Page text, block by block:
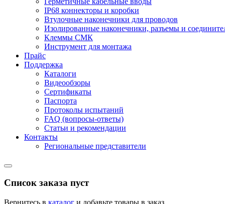
IP68 коннекторы и коробки
Втулочные наконечники для проводов
Изолированные наконечники, разъемы и
Клеммы СМК
Инструмент для монтажа
Прайс
Поддержка
Каталоги
Видеообзоры
Сертификаты
Паспорта
Протоколы испытаний
FAQ (вопросы-ответы)
Статьи и рекомендации
Контакты
Региональные представители
Список заказа пуст
Вернитесь в каталог и добавьте товары в заказ.